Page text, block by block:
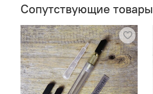
Сопутствующие товары